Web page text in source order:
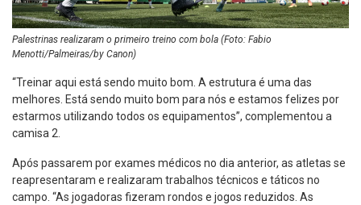
Palestrinas realizaram o primeiro treino com bola (Foto: Fabio
Menotti/Palmeiras/by Canon)
“Treinar aqui está sendo muito bom. A estrutura é uma das
melhores. Está sendo muito bom para nós e estamos felizes por
estarmos utilizando todos os equipamentos”, complementou a
camisa 2.
Após passarem por exames médicos no dia anterior, as atletas se
reapresentaram e realizaram trabalhos técnicos e táticos no
campo. “As jogadoras fizeram rondos e jogos reduzidos. As